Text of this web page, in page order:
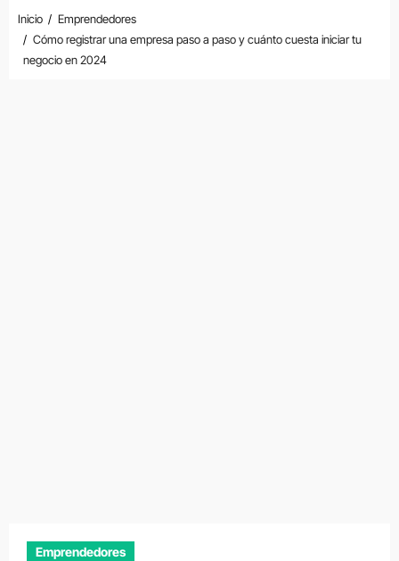
Inicio
Emprendedores
Cómo registrar una empresa paso a paso y cuánto cuesta iniciar tu
negocio en 2024
Emprendedores